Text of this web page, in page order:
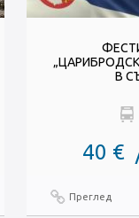
В
40 €
Преглед